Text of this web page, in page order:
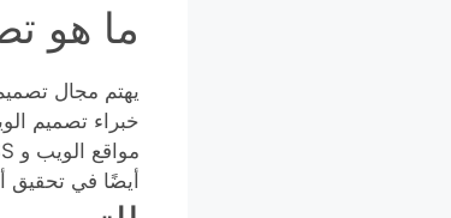
ما هو
يهتم مجال
أيضًا في تحقيق